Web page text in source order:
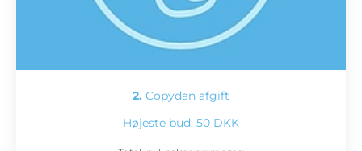
2. Copydan afgift
Højeste bud: 50 DKK